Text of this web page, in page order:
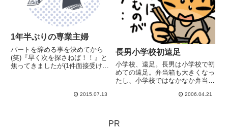
1年半ぶりの専業主婦
パートを辞める事を決めてから
(笑)『早く次を探さねば！！』と
焦ってきましたが(1件面接受けて
3、次女次男中3の3人が受験
2015.07.13
長男小学校初遠足
小学校、遠足。長男は小学校で初
めての遠足。弁当箱も大きくなっ
たし、小学校ではなかなか弁当の
る。自分が子供の頃、母が作って
にもそんなのを作ってあげた
2006.04.21
PR